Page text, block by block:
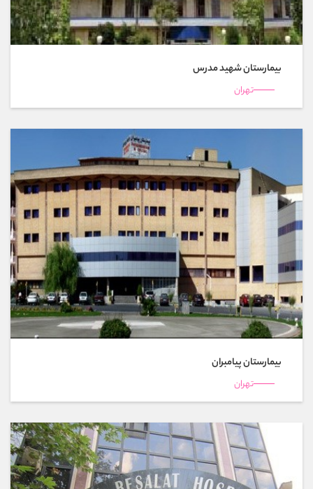
بیمارستان شهید مدرس
تهران
بیمارستان پیامبران
تهران